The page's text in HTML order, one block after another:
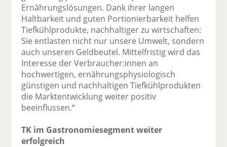
Ernährungslösungen. Dank ihrer langen
Haltbarkeit und guten Portionierbarkeit helfen
Tiefkühlprodukte, nachhaltiger zu wirtschaften:
Sie entlasten nicht nur unsere Umwelt, sondern
auch unseren Geldbeutel. Mittelfristig wird das
Interesse der Verbraucher:innen an
hochwertigen, ernährungsphysiologisch
günstigen und nachhaltigen Tiefkühlprodukten
die Marktentwicklung weiter positiv
beeinflussen.“
TK im Gastronomiesegment weiter
erfolgreich